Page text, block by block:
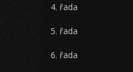
4. řada
5. řada
6. řada